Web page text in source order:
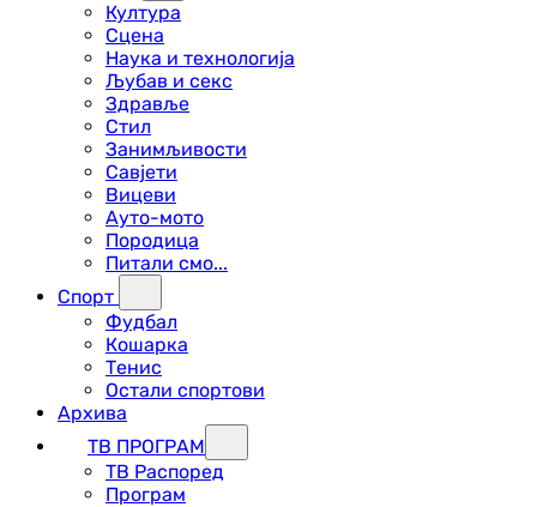
Култура
Сцена
Наука и технологија
Љубав и секс
Здравље
Стил
Занимљивости
Савјети
Вицеви
Ауто-мото
Породица
Питали смо...
Спорт
Фудбал
Кошарка
Тенис
Остали спортови
Архива
ТВ ПРОГРАМ
ТВ Распоред
Програм